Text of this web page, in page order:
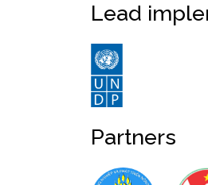
Lead
Partners